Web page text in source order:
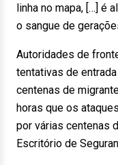
linha no mapa, […] é
o sangue de
Autoridades de
tentativas de
centenas de
horas que os
por várias centenas
Escritório de